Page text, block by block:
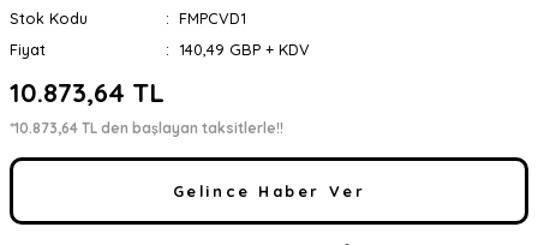
Stok Kodu
FMPCVD1
Fiyat
140,49 GBP + KDV
10.873,64 TL
*10.873,64 TL den başlayan taksitlerle!!
Gelince Haber Ver